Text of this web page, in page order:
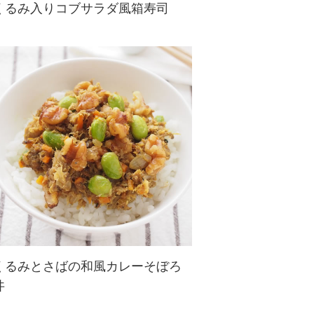
華やかでフレッシュな箱寿司を作っ
てみましょう☆くるみとヘルシーな
食材で仕上げれば体も心も喜びま
るみ入りコブサラダ風箱寿司
るみとさばの和風カレーそぼろ